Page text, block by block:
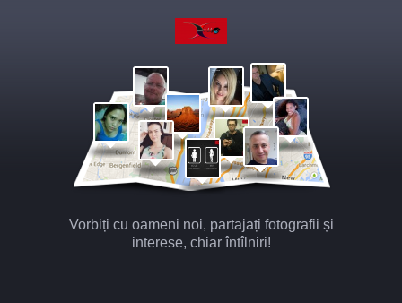
Vorbiți cu oameni noi, partajați fotografii și
interese, chiar întîlniri!